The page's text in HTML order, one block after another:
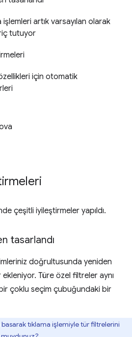
işlemleri artık varsayılan olarak
tutuyor
için otomatik
çeşitli iyileştirmeler yapıldı.
tasarlandı
doğrultusunda yeniden
Türe özel filtreler aynı
çoklu seçim çubuğundaki bir
tıklama işlemiyle tür filtrelerini